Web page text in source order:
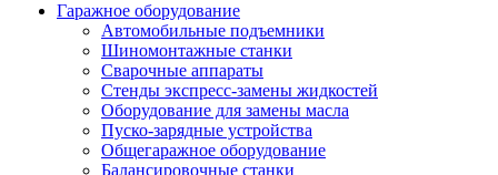
Гаражное оборудование
Автомобильные подъемники
Шиномонтажные станки
Сварочные аппараты
Стенды экспресс-замены жидкостей
Оборудование для замены масла
Пуско-зарядные устройства
Общегаражное оборудование
Балансировочные станки